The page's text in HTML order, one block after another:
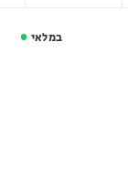
במלאי